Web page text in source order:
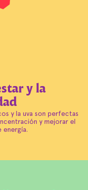
y la
y la uva son perfectas
y mejorar el
energía.